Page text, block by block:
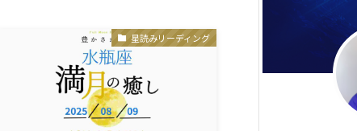
星読みリーディング